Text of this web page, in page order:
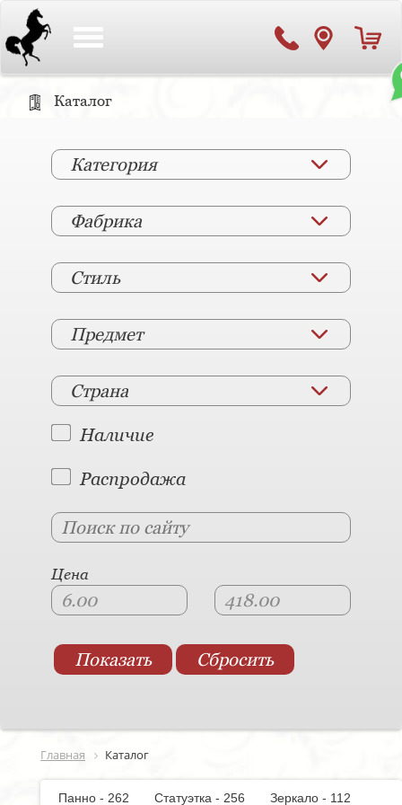
Каталог
Категория
Фабрика
Стиль
Предмет
Страна
Наличие
Распродажа
Цена
Главная Каталог
Панно - 262 Статуэтка - 256
Зеркало - 112